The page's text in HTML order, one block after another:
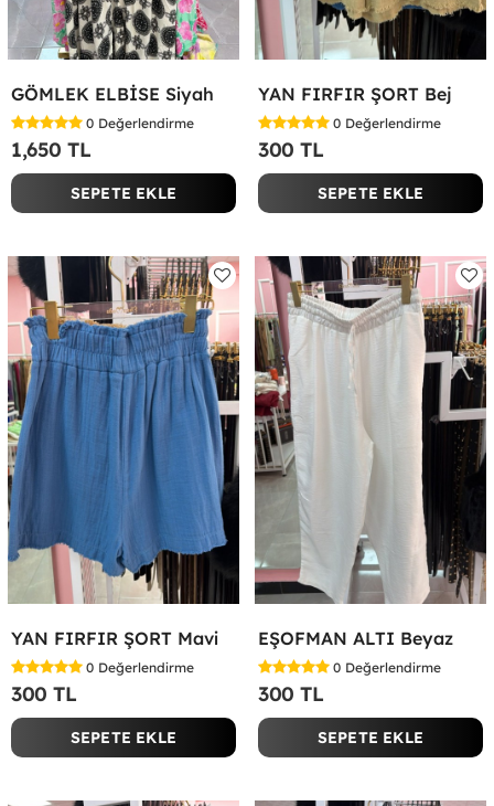
GÖMLEK ELBİSE Siyah
0 Değerlendirme
1,650 TL
SEPETE EKLE
YAN FIRFIR ŞORT Bej
0 Değerlendirme
300 TL
SEPETE EKLE
YAN FIRFIR ŞORT Mavi
0 Değerlendirme
300 TL
SEPETE EKLE
EŞOFMAN ALTI Beyaz
0 Değerlendirme
300 TL
SEPETE EKLE